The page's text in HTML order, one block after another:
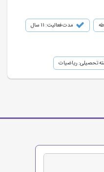
مدت فعالیت: 11 سال
تحصیلی: ریاضیات